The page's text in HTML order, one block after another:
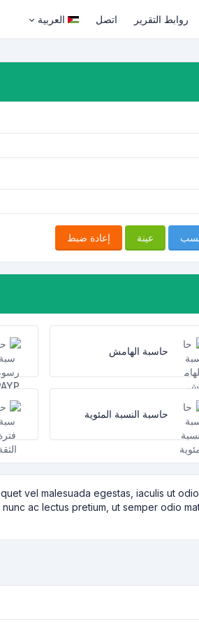
روابط التقرير اتصل العربية
عينة إعادة ضبط
حاسبة الهامش
حاسبة النسبة المئوية
vel malesuada egestas, iaculis ut
ac lectus pretium, ut semper odio